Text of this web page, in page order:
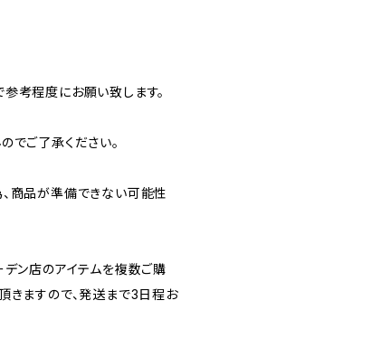
考程度にお願い致します。
でご了承ください。
商品が準備できない可能性
ン店のアイテムを複数ご購
きますので、発送まで3日程お